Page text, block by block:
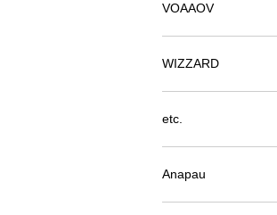
VOAAOV
WIZZARD
etc.
Anapau